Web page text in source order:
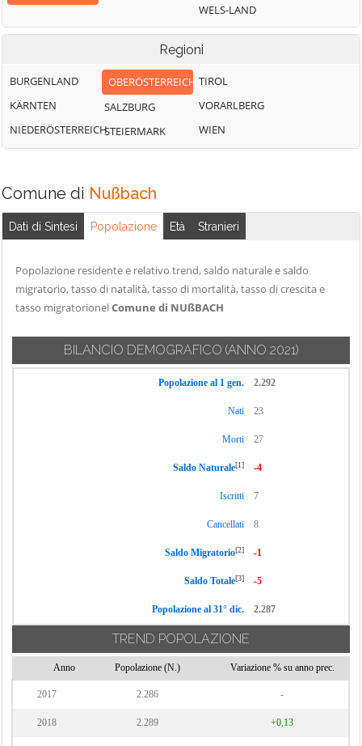
WELS-LAND
Regioni
BURGENLAND
KÄRNTEN
NIEDERÖSTERREICH
OBERÖSTERREICH
SALZBURG
STEIERMARK
TIROL
VORARLBERG
WIEN
Comune di Nußbach
Dati di Sintesi Popolazione Età Stranieri
Popolazione residente e relativo trend, saldo naturale e saldo
migratorio, tasso di natalità, tasso di mortalità, tasso di crescita e
tasso migratorionelComune di NUßBACH
BILANCIO DEMOGRAFICO (ANNO 2021)
Popolazione al 1 gen. 2.292
Nati 23
Morti 27
Saldo Naturale[1] -4
Iscritti 7
Cancellati 8
Saldo Migratorio[2] -1
Saldo Totale[3] -5
Popolazione al 31° dic. 2.287
TREND POPOLAZIONE
Anno Popolazione (N.) Variazione % su anno prec.
2017 2.286 -
2018 2.289 +0,13